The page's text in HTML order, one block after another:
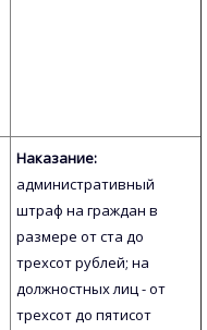
Наказание:
административный
штраф на граждан в
размере от ста до
трехсот рублей; на
должностных лиц - от
трехсот до пятисот